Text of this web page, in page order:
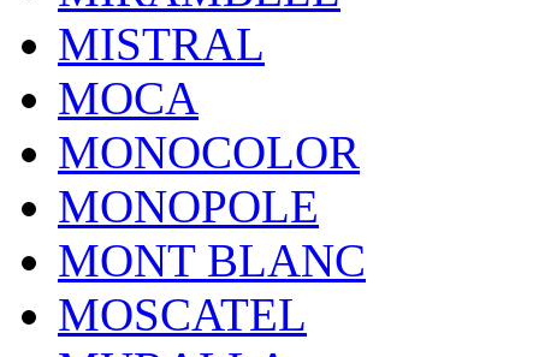
MISTRAL
MOCA
MONOCOLOR
MONOPOLE
MONT BLANC
MOSCATEL